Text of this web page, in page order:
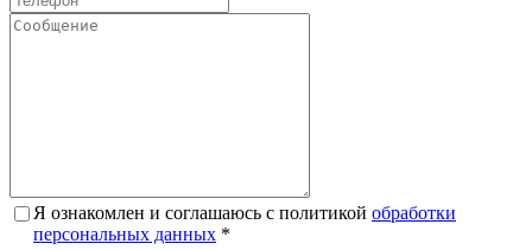
Я ознакомлен и соглашаюсь с политикой обработки
персональных данных *